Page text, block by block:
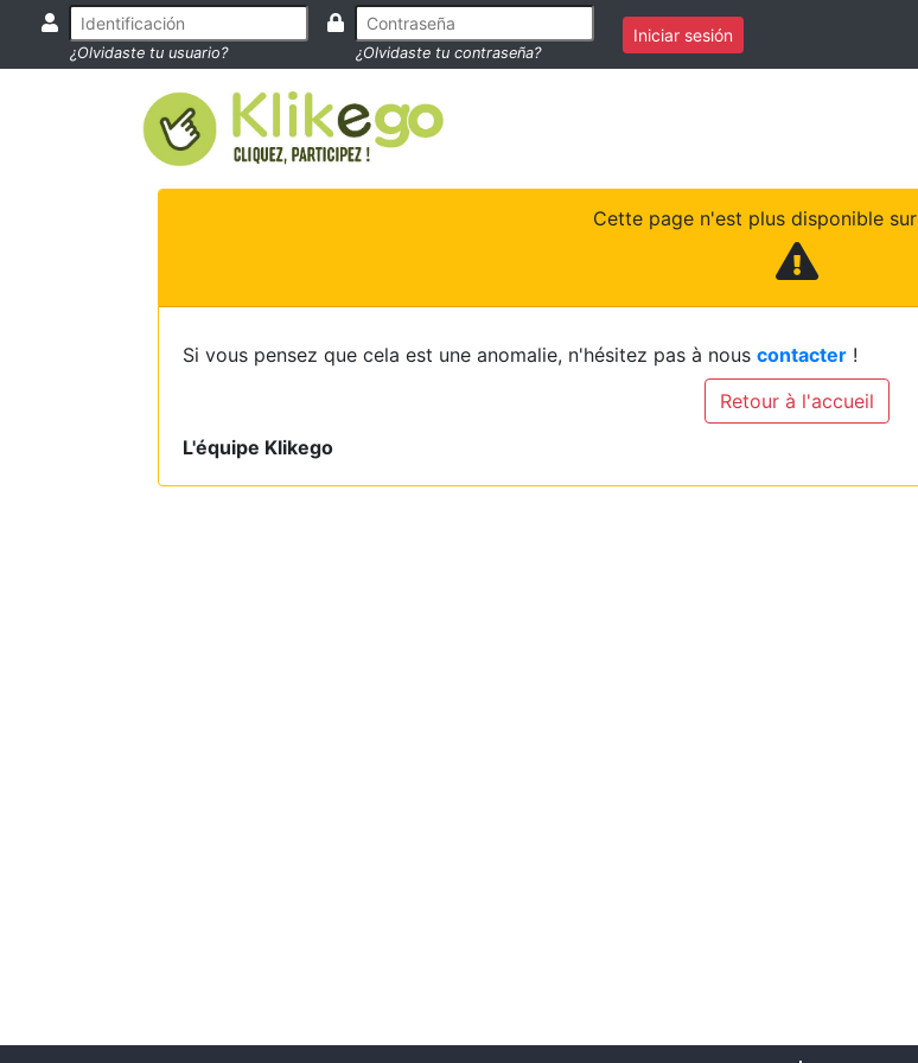
¿Olvidaste tu usuario? ¿Olvidaste tu contraseña?
Iniciar sesión
Cette page n'est plus disponible sur
Si vous pensez que cela est une anomalie, n'hésitez pas à nous contacter !
Retour à l'accueil
L'équipe Klikego